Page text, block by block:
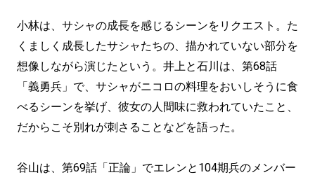
小林は、サシャの成長を感じるシーンをリクエスト。た
くましく成長したサシャたちの、描かれていない部分を
想像しながら演じたという。井上と石川は、第68話
「義勇兵」で、サシャがニコロの料理をおいしそうに食
べるシーンを挙げ、彼女の人間味に救われていたこと、
だからこそ別れが刺さることなどを語った。
谷山は、第69話「正論」でエレンと104期兵のメンバー